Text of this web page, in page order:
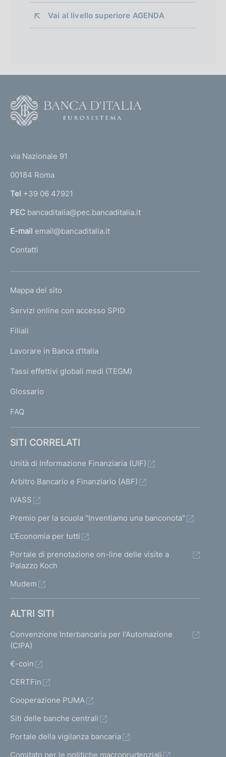
Vai al livello superiore AGENDA
r
n
a
l
'
m
e
a
g
via Nazionale 91
00184 Roma
Tel +39 06 47921
PEC bancaditalia@pec.bancaditalia.it
E-mail email@bancaditalia.it
Contatti
L
N
K
T
I
I
Mappa del sito
Servizi online con accesso SPID
Filiali
Lavorare in Banca d'Italia
Tassi effettivi globali medi (TEGM)
Glossario
FAQ
SITI CORRELATI
Unità di Informazione Finanziaria (UIF)
Arbitro Bancario e Finanziario (ABF)
IVASS
Premio per la scuola "Inventiamo una banconota"
L'Economia per tutti
Portale di prenotazione on-line delle visite a
Palazzo Koch
Mudem
ALTRI SITI
Convenzione Interbancaria per l'Automazione
(CIPA)
€-coin
CERTFin
Cooperazione PUMA
Siti delle banche centrali
Portale della vigilanza bancaria
Comitato per le politiche macroprudenziali